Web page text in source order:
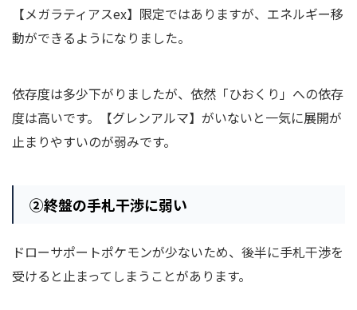
【メガラティアスex】限定ではありますが、エネルギー移
動ができるようになりました。
依存度は多少下がりましたが、依然「ひおくり」への依存
度は高いです。【グレンアルマ】がいないと一気に展開が
止まりやすいのが弱みです。
②終盤の手札干渉に弱い
ドローサポートポケモンが少ないため、後半に手札干渉を
受けると止まってしまうことがあります。